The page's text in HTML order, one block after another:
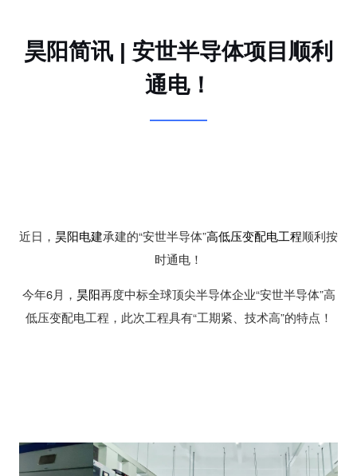
昊阳简讯 | 安世半导体项目顺利
通电！
近日， 昊阳电建承建的“安世半导体”高低压变配电工程顺利按
时通电！
今年6月， 昊阳再度中标全球顶尖半导体企业“安世半导体”高
低压变配电工程，此次工程具有“工期紧、技术高”的特点！